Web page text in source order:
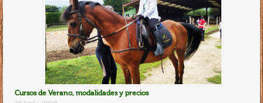
Cursos de Verano, modalidades y precios